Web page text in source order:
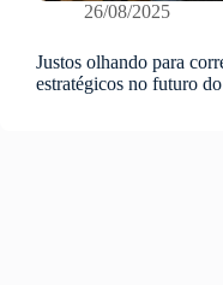
26/08/2025
Justos olhando para
estratégicos no futuro